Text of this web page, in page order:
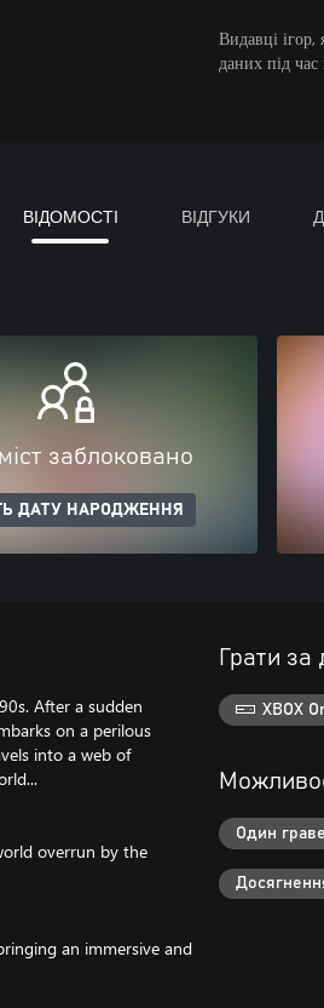
Видавці
даних під час
ВІДОМОСТІ ВІДГУКИ
заблоковано
ДАТУ НАРОДЖЕННЯ
After a sudden
on a perilous
into a web of
overrun by the
an immersive and
Грати
XBOX
Один